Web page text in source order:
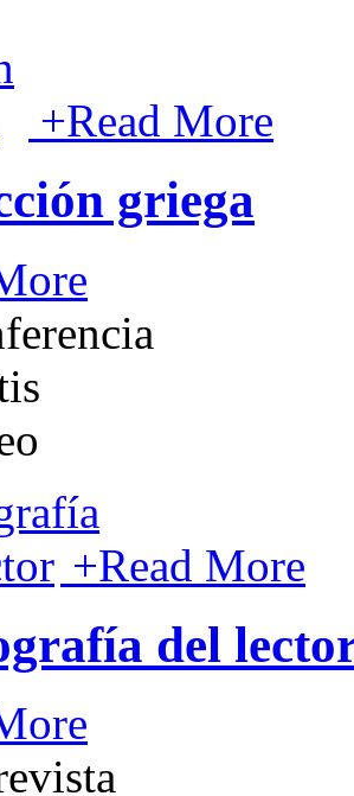
+Read More
griega
+Read More
del